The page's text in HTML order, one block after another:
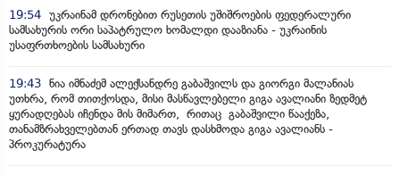
19:54 უკრაინამ დრონებით რუსეთის უშიშროების ფედერალური
სამსახურის ორი საპატრულო ხომალდი დააზიანა - უკრაინის
უსაფრთხოების სამსახური
19:43 ნია იმნაძემ ალექსანდრე გაბაშვილს და გიორგი მალანიას
უთხრა, რომ თითქოსდა, მისი მასწავლებელი გიგა ავალიანი ზედმეტ
ყურადღებას იჩენდა მის მიმართ, რითაც გაბაშვილი წააქეზა,
თანამზრახველებთან ერთად თავს დასხმოდა გიგა ავალიანს -
პროკურატურა